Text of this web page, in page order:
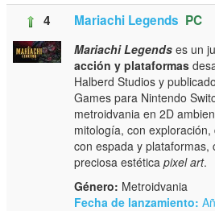
4 Mariachi Legends PC
Mariachi Legends es un
acción y plataformas
Halberd Studios y
Games para Nintendo
metroidvania en 2D
mitología, con
con espada y plataformas,
preciosa estéticapixel art.
Género: Metroidvania
Fecha de lanzamiento: